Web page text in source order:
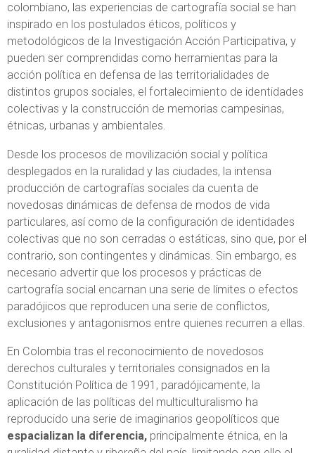
colombiano, las experiencias de cartografía social se han
inspirado en los postulados éticos, políticos y
metodológicos de la Investigación Acción Participativa, y
pueden ser comprendidas como herramientas para la
acción política en defensa de las territorialidades de
distintos grupos sociales, el fortalecimiento de identidades
colectivas y la construcción de memorias campesinas,
étnicas, urbanas y ambientales.
Desde los procesos de movilización social y política
desplegados en la ruralidad y las ciudades, la intensa
producción de cartografías sociales da cuenta de
novedosas dinámicas de defensa de modos de vida
particulares, así como de la configuración de identidades
colectivas que no son cerradas o estáticas, sino que, por el
contrario, son contingentes y dinámicas. Sin embargo, es
necesario advertir que los procesos y prácticas de
cartografía social encarnan una serie de límites o efectos
paradójicos que reproducen una serie de conflictos,
exclusiones y antagonismos entre quienes recurren a ellas.
En Colombia tras el reconocimiento de novedosos
derechos culturales y territoriales consignados en la
Constitución Política de 1991, paradójicamente, la
aplicación de las políticas del multiculturalismo ha
reproducido una serie de imaginarios geopolíticos que
espacializan la diferencia, principalmente étnica, en la